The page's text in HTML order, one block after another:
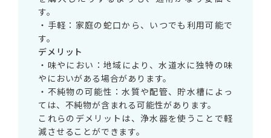
す。
・手軽：家庭の蛇口から、いつでも利用可能で
す。
デメリット
・味やにおい：地域により、水道水に独特の味
やにおいがある場合があります。
・不純物の可能性：水質や配管、貯水槽によっ
ては、不純物が含まれる可能性があります。
これらのデメリットは、浄水器を使うことで軽
減させることができます。